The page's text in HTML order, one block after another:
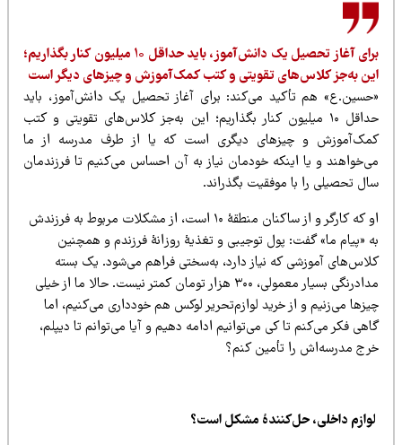
برای آغاز تحصیل یک دانش‌آموز، باید حداقل ۱۰ میلیون کنار بگذاریم؛
به‌جز کلاس‌های تقویتی و کتب کمک‌آموزش و چیزهای دیگر است
هم تأکید می‌کند: برای آغاز تحصیل یک دانش‌آموز، باید
حداقل ۱۰ میلیون کنار بگذاریم؛ این به‌جز کلاس‌های تقویتی و کتب
و چیزهای دیگری است که یا از طرف مدرسه از ما
و یا اینکه خودمان نیاز به آن احساس می‌کنیم تا فرزندمان
تحصیلی را با موفقیت بگذراند.
او که کارگر و از ساکنان منطقۀ ۱۰ است، از مشکلات مربوط به فرزندش
«پیام ما» گفت: پول توجیبی و تغذیۀ روزانۀ فرزندم و همچنین
آموزشی که نیاز دارد، به‌سختی فراهم می‌شود. یک بسته
مدادرنگی بسیار معمولی، ۳۰۰ هزار تومان کمتر نیست. حالا ما از خیلی
می‌زنیم و از خرید لوازم‌تحریر لوکس هم خودداری می‌کنیم، اما
فکر می‌کنم تا کی می‌توانیم ادامه دهیم و آیا می‌توانم تا دیپلم،
مدرسه‌اش را تأمین کنم؟
داخلی، حل‌کنندۀ مشکل است؟